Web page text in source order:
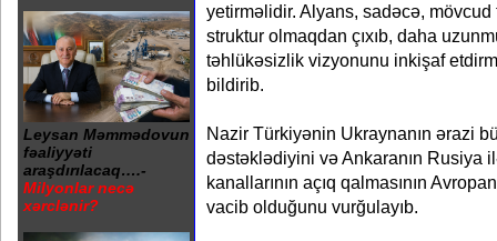
Leysan Məmmədovun
fəaliyyəti
araşdırılacaq….-
Milyonlar necə
xərclənir?
yetirməlidir. Alyans, sadəcə,
struktur olmaqdan çıxıb, daha
təhlükəsizlik vizyonunu inkişaf
bildirib.
Nazir Türkiyənin Ukraynanın ərazi
dəstəklədiyini və Ankaranın Rusiya
kanallarının açıq qalmasının
vacib olduğunu vurğulayıb.